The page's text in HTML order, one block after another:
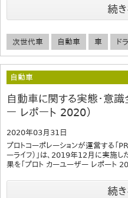
続
次世代車 自動車 車 ド
自動車
自動車に関する実態・意
ー レポート 2020）
2020年03月31日
プロトコーポレーションが運営する「
ーライフ）」は、2019年12月に実施し
果を「プロト カーユーザー レポート
続